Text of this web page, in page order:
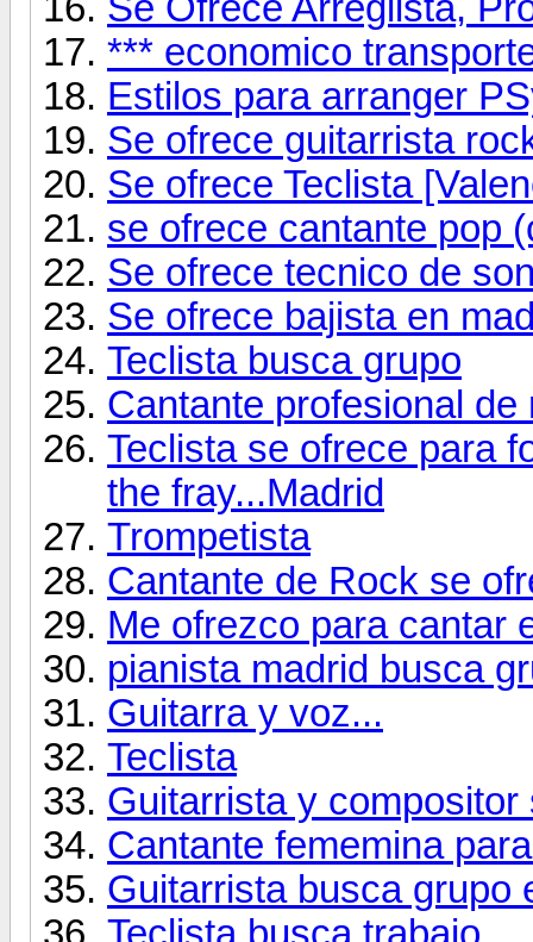
*** economico
Estilos para arranger
Se ofrece guitarrista
Se ofrece Teclista
se ofrece cantante pop
Se ofrece tecnico de
Se ofrece bajista en
Teclista busca grupo
Cantante profesional
Teclista se ofrece para
the fray...Madrid
Trompetista
Cantante de Rock se
Me ofrezco para cantar
pianista madrid busca
Guitarra y voz...
Teclista
Guitarrista y
Cantante fememina
Guitarrista busca grupo
Teclista busca trabajo